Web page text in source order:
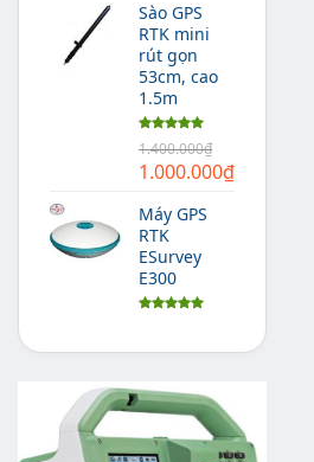
Sào GPS
RTK mini
rút gọn
53cm, cao
1.5m
Được xếp
hạng5.00
5 sao
1.400.000₫
Giá
là:
1.400.000₫.
1.000.000₫Giá
Máy GPS
RTK
ESurvey
E300